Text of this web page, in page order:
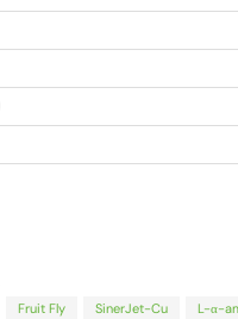
Fruit Fly SinerJet-Cu
L-α-